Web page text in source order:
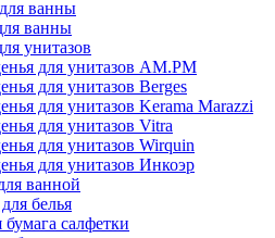
ванны
ванны
унитазов
для унитазов AM.PM
для унитазов Berges
для унитазов Kerama Marazzi
для унитазов Vitra
для унитазов Wirquin
для унитазов Инкоэр
ванной
белья
бумага салфетки